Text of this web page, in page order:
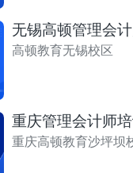
无锡高顿管理会
高顿教育无锡校区
重庆管理会计师
重庆高顿教育沙坪坝